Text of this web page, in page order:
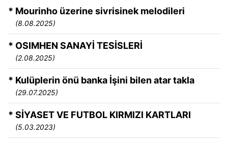
* Mourinho üzerine sivrisinek melodileri
(8.08.2025)
* OSIMHEN SANAYİ TESİSLERİ
(2.08.2025)
* Kulüplerin önü banka İşini bilen atar takla
(29.07.2025)
* SİYASET VE FUTBOL KIRMIZI KARTLARI
(5.03.2023)